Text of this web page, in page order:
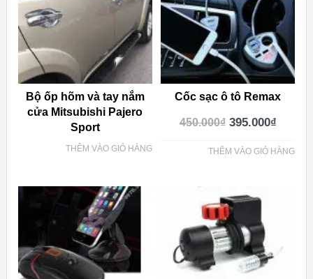
Bộ ốp hõm và tay nắm
cửa Mitsubishi Pajero
Sport
THÊM VÀO GIỎ HÀNG
Cốc sạc ô tô Remax
450.000₫ 395.000₫
THÊM VÀO GIỎ HÀNG